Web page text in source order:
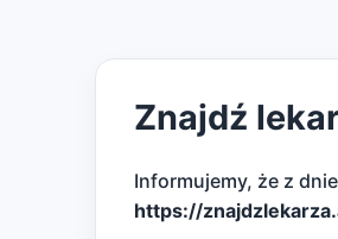
Znajdź
Informujemy, że z
https://